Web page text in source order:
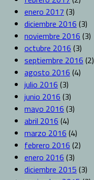
enero 2017 (3)
diciembre 2016 (3)
noviembre 2016 (3)
octubre 2016 (3)
septiembre 2016 (2)
agosto 2016 (4)
julio 2016 (3)
junio 2016 (3)
mayo 2016 (3)
abril 2016 (4)
marzo 2016 (4)
febrero 2016 (2)
enero 2016 (3)
diciembre 2015 (3)